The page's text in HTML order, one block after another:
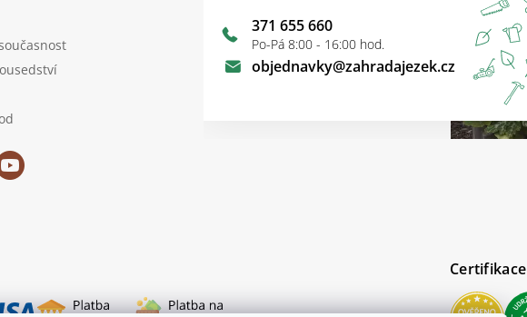
objednavky@zahradajezek.cz
371 655 660
Po-Pá 8:00 - 16:00 hod.
Certifikace